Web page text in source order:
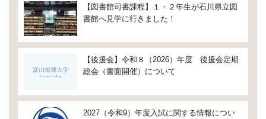
【図書館司書課程】１・２年生が石川県立図
書館へ見学に行きました！
【後援会】令和８（2026）年度 後援会定期
総会（書面開催）について
2027（令和9）年度入試に関する情報につい